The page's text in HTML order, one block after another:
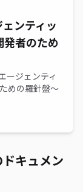
ンティッ
者のため
ージェンティ
めの羅針盤～
キュメン